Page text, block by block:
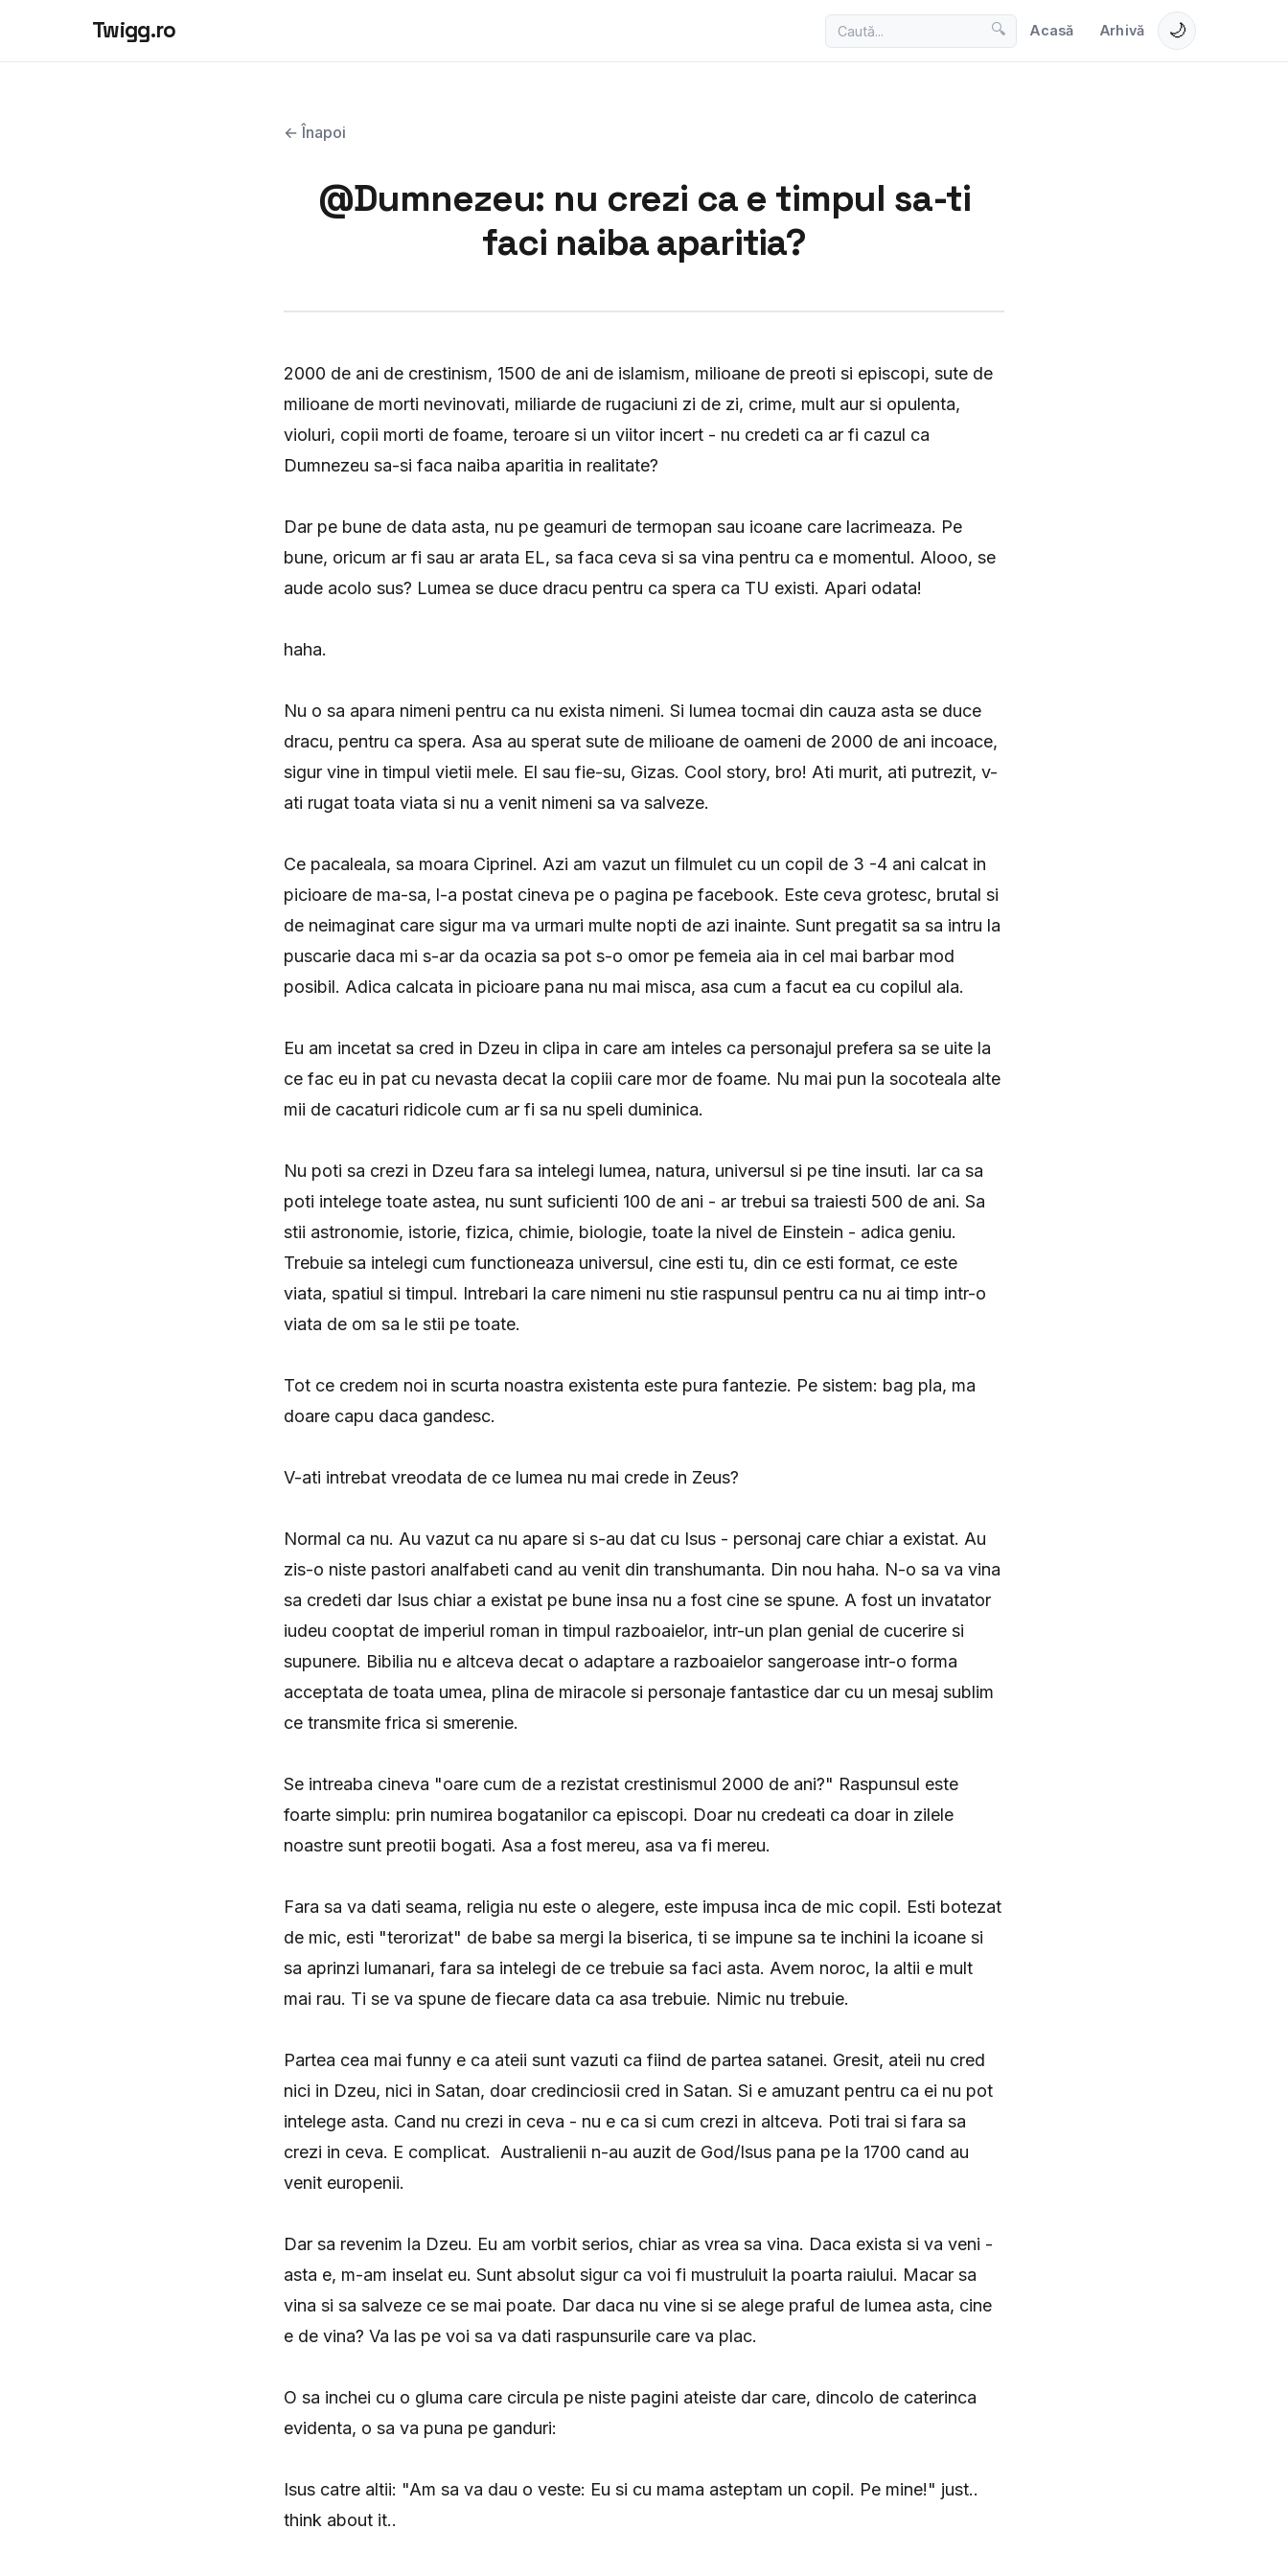
Twigg.ro 🔍 Acasă Arhivă 🌙
← Înapoi
@Dumnezeu: nu crezi ca e timpul sa-ti
faci naiba aparitia?
2000 de ani de crestinism, 1500 de ani de islamism, milioane de preoti si episcopi, sute de
milioane de morti nevinovati, miliarde de rugaciuni zi de zi, crime, mult aur si opulenta,
violuri, copii morti de foame, teroare si un viitor incert - nu credeti ca ar fi cazul ca
Dumnezeu sa-si faca naiba aparitia in realitate?
Dar pe bune de data asta, nu pe geamuri de termopan sau icoane care lacrimeaza. Pe
bune, oricum ar fi sau ar arata EL, sa faca ceva si sa vina pentru ca e momentul. Alooo, se
aude acolo sus? Lumea se duce dracu pentru ca spera ca TU existi. Apari odata!
haha.
Nu o sa apara nimeni pentru ca nu exista nimeni. Si lumea tocmai din cauza asta se duce
dracu, pentru ca spera. Asa au sperat sute de milioane de oameni de 2000 de ani incoace,
sigur vine in timpul vietii mele. El sau fie-su, Gizas. Cool story, bro! Ati murit, ati putrezit, v-
ati rugat toata viata si nu a venit nimeni sa va salveze.
Ce pacaleala, sa moara Ciprinel. Azi am vazut un filmulet cu un copil de 3 -4 ani calcat in
picioare de ma-sa, l-a postat cineva pe o pagina pe facebook. Este ceva grotesc, brutal si
de neimaginat care sigur ma va urmari multe nopti de azi inainte. Sunt pregatit sa sa intru la
puscarie daca mi s-ar da ocazia sa pot s-o omor pe femeia aia in cel mai barbar mod
posibil. Adica calcata in picioare pana nu mai misca, asa cum a facut ea cu copilul ala.
Eu am incetat sa cred in Dzeu in clipa in care am inteles ca personajul prefera sa se uite la
ce fac eu in pat cu nevasta decat la copiii care mor de foame. Nu mai pun la socoteala alte
mii de cacaturi ridicole cum ar fi sa nu speli duminica.
Nu poti sa crezi in Dzeu fara sa intelegi lumea, natura, universul si pe tine insuti. Iar ca sa
poti intelege toate astea, nu sunt suficienti 100 de ani - ar trebui sa traiesti 500 de ani. Sa
stii astronomie, istorie, fizica, chimie, biologie, toate la nivel de Einstein - adica geniu.
Trebuie sa intelegi cum functioneaza universul, cine esti tu, din ce esti format, ce este
viata, spatiul si timpul. Intrebari la care nimeni nu stie raspunsul pentru ca nu ai timp intr-o
viata de om sa le stii pe toate.
Tot ce credem noi in scurta noastra existenta este pura fantezie. Pe sistem: bag pla, ma
doare capu daca gandesc.
V-ati intrebat vreodata de ce lumea nu mai crede in Zeus?
Normal ca nu. Au vazut ca nu apare si s-au dat cu Isus - personaj care chiar a existat. Au
zis-o niste pastori analfabeti cand au venit din transhumanta. Din nou haha. N-o sa va vina
sa credeti dar Isus chiar a existat pe bune insa nu a fost cine se spune. A fost un invatator
iudeu cooptat de imperiul roman in timpul razboaielor, intr-un plan genial de cucerire si
supunere. Bibilia nu e altceva decat o adaptare a razboaielor sangeroase intr-o forma
acceptata de toata umea, plina de miracole si personaje fantastice dar cu un mesaj sublim
ce transmite frica si smerenie.
Se intreaba cineva "oare cum de a rezistat crestinismul 2000 de ani?" Raspunsul este
foarte simplu: prin numirea bogatanilor ca episcopi. Doar nu credeati ca doar in zilele
noastre sunt preotii bogati. Asa a fost mereu, asa va fi mereu.
Fara sa va dati seama, religia nu este o alegere, este impusa inca de mic copil. Esti botezat
de mic, esti "terorizat" de babe sa mergi la biserica, ti se impune sa te inchini la icoane si
sa aprinzi lumanari, fara sa intelegi de ce trebuie sa faci asta. Avem noroc, la altii e mult
mai rau. Ti se va spune de fiecare data ca asa trebuie. Nimic nu trebuie.
Partea cea mai funny e ca ateii sunt vazuti ca fiind de partea satanei. Gresit, ateii nu cred
nici in Dzeu, nici in Satan, doar credinciosii cred in Satan. Si e amuzant pentru ca ei nu pot
intelege asta. Cand nu crezi in ceva - nu e ca si cum crezi in altceva. Poti trai si fara sa
crezi in ceva. E complicat. Australienii n-au auzit de God/Isus pana pe la 1700 cand au
venit europenii.
Dar sa revenim la Dzeu. Eu am vorbit serios, chiar as vrea sa vina. Daca exista si va veni -
asta e, m-am inselat eu. Sunt absolut sigur ca voi fi mustruluit la poarta raiului. Macar sa
vina si sa salveze ce se mai poate. Dar daca nu vine si se alege praful de lumea asta, cine
e de vina? Va las pe voi sa va dati raspunsurile care va plac.
O sa inchei cu o gluma care circula pe niste pagini ateiste dar care, dincolo de caterinca
evidenta, o sa va puna pe ganduri:
Isus catre altii: "Am sa va dau o veste: Eu si cu mama asteptam un copil. Pe mine!" just..
think about it..